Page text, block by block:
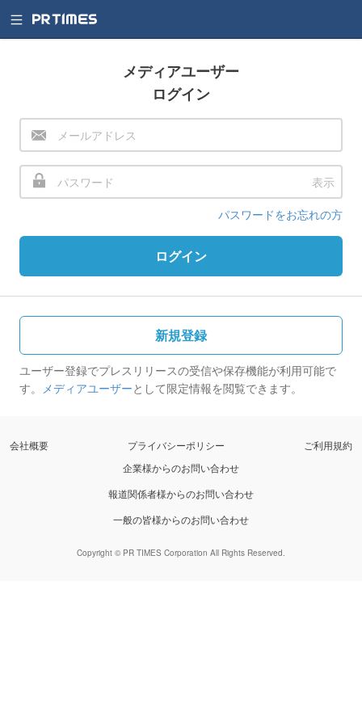
メディアユーザー
ログイン
表示
パスワードをお忘れの方
ログイン
新規登録
ユーザー登録でプレスリリースの受信や保存機能が利用可能で
す。 メディアユーザーとして限定情報を閲覧できます。
会社概要 プライバシーポリシー
ご利用規約
企業様からのお問い合わせ
報道関係者様からのお問い合わせ
一般の皆様からのお問い合わせ
Copyright © PR TIMES Corporation All Rights Reserved.